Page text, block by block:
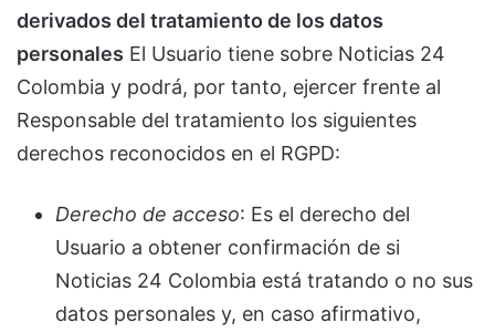
derivados del tratamiento de los datos
personales El Usuario tiene sobre Noticias 24
Colombia y podrá, por tanto, ejercer frente al
Responsable del tratamiento los siguientes
derechos reconocidos en el RGPD:
Derecho de acceso: Es el derecho del
Usuario a obtener confirmación de si
Noticias 24 Colombia está tratando o no sus
datos personales y, en caso afirmativo,